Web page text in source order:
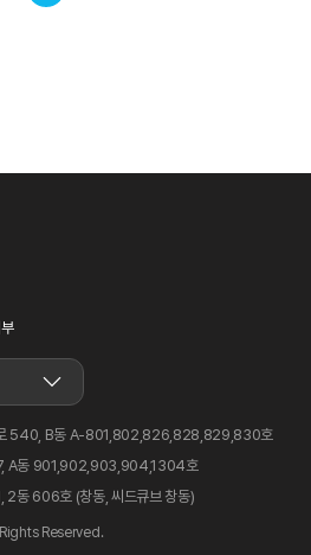
로 540, B동 A-801,802,826,828,829,830호
A동 901,902,903,904,1304호
2동 606호 (창동, 씨드큐브 창동)
Reserved.